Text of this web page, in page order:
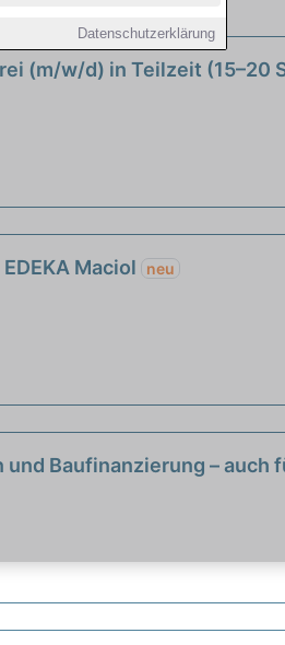
Datenschutzerklärung
(m/w/d) in Teilzeit (15–20
Maciol neu
Baufinanzierung –